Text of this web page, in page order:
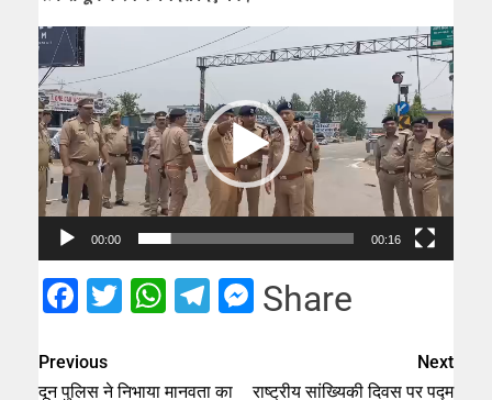
Video
Player
00:00 00:16
Facebook
Twitter
WhatsApp
Telegram
Messenger
Share
Previous
दून पुलिस ने निभाया मानवता का
Next
राष्ट्रीय सांख्यिकी दिवस पर पद्म